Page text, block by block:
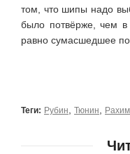
том, что шипы надо
было потвёрже, чем
равно сумасшедшее по
Теги: Рубин Тюнин